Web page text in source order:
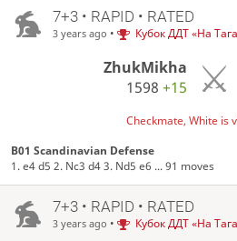
7+3 • RAPID • RATED
3 years ago • Кубок ДДТ «На
ZhukMikha
1598 +15
Checkmate, White is
B01 Scandinavian Defense
1. e4 d5 2. Nc3 d4 3. Nd5 e6 ... 91 moves
7+3 • RAPID • RATED
3 years ago • Кубок ДДТ «На